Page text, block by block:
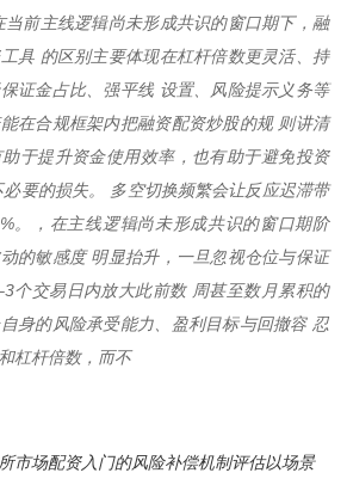
前主线逻辑尚未形成共识的窗口期下，融
具 的区别主要体现在杠杆倍数更灵活、持
证金占比、强平线 设置、风险提示义务等
在合规框架内把融资配资炒股的规 则讲清
于提升资金使用效率，也有助于避免投资
要的损失。 多空切换频繁会让反应迟滞带
。，在主线逻辑尚未形成共识的窗口期阶
的敏感度 明显抬升，一旦忽视仓位与保证
个交易日内放大此前数 周甚至数月累积的
身的风险承受能力、盈利目标与回撤容 忍
杠杆倍数，而不
市场配资入门的风险补偿机制评估以场景